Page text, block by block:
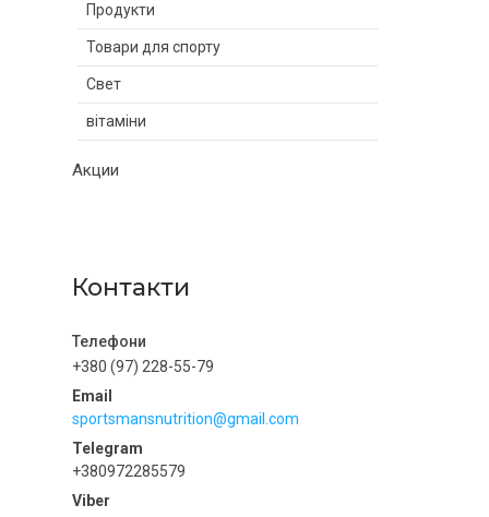
Продукти
Товари для спорту
Свет
вітаміни
Акции
Контакти
+380 (97) 228-55-79
sportsmansnutrition@gmail.com
+380972285579